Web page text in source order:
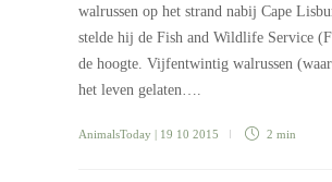
walrussen op het strand nabij Cape
stelde hij de Fish and Wildlife Service
de hoogte. Vijfentwintig walrussen
het leven gelaten….
AnimalsToday | 19 10 2015 2 min